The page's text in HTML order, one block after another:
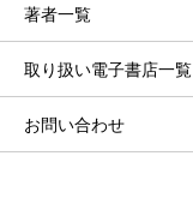
著者一覧
取り扱い電子書店一覧
お問い合わせ